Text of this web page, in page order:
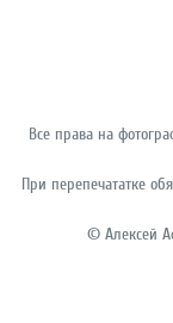
Все права на
При перепечататке
© Алексей